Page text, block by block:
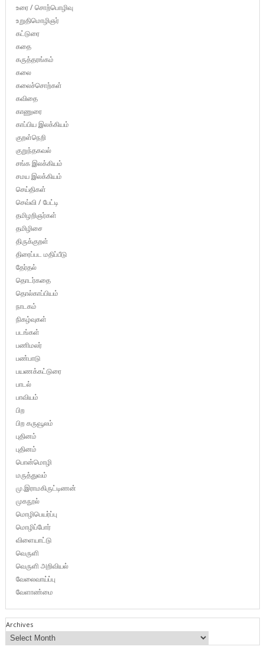
உரை / சொற்பொழிவு
உறுதிமொழிஞர்
கட்டுரை
கதை
கருத்தரங்கம்
கலை
கலைச்சொற்கள்
கவிதை
காணுரை
காப்பிய இலக்கியம்
குறள்நெறி
குறுந்தகவல்
சங்க இலக்கியம்
சமய இலக்கியம்
செய்திகள்
செவ்வி / பேட்டி
தமிழறிஞர்கள்
தமிழிசை
திருக்குறள்
திரைப்பட மதிப்பீடு
தேர்தல்
தொடர்கதை
தொல்காப்பியம்
நாடகம்
நிகழ்வுகள்
படங்கள்
பணிமலர்
பண்பாடு
பயணக்கட்டுரை
பாடல்
பாவியம்
பிற
பிற கருவூலம்
புதினம்
புதினம்
பொன்மொழி
மருத்துவம்
மு.இராமகிருட்டிணன்
முகநூல்
மொழிபெயர்ப்பு
மொழிப்போர்
விளையாட்டு
வெருளி
வெருளி அறிவியல்
வேலைவாய்ப்பு
வேளாண்மை
Archives